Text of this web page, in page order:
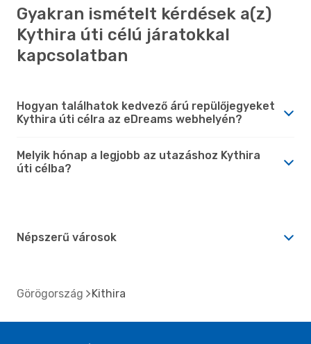
Gyakran ismételt kérdések a(z)
Kythira úti célú járatokkal
kapcsolatban
Hogyan találhatok kedvező árú repülőjegyeket
Kythira úti célra az eDreams webhelyén?
Melyik hónap a legjobb az utazáshoz Kythira
úti célba?
Népszerű városok
Görögország Kithira